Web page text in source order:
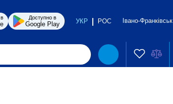
Доступно в
Google Play УКР РОС Івано-Франківськ